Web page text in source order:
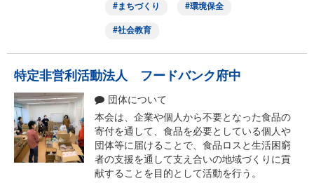
まちづくり 環境保全
社会教育
特定非営利活動法人 フードバンク府中
団体について
本会は、企業や個人から不要となった食品の
寄付を通して、食品を必要としている個人や
団体等に届けることで、食品ロスと生活困窮
者の支援を通して支え合いの地域づくりに貢
献することを目的として活動を行う。